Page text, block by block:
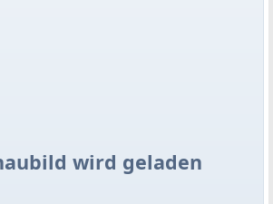
wird geladen